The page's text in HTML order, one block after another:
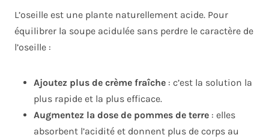
L’oseille est une plante naturellement acide. Pour
équilibrer la soupe acidulée sans perdre le caractère de
l’oseille :
Ajoutez plus de crème fraîche : c’est la solution la
plus rapide et la plus efficace.
Augmentez la dose de pommes de terre : elles
absorbent l’acidité et donnent plus de corps au